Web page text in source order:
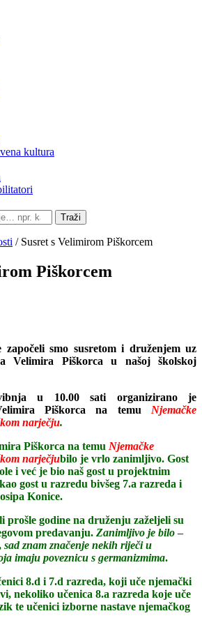
kultura
Traži
/ Susret s Velimirom Piškorcem
Piškorcem
započeli smo susretom i druženjem uz
Velimira Piškorca u našoj školskoj
u 10.00 sati organizirano je
Piškorca na temu Njemačke
narječju.
Piškorca na temu Njemačke
narječjubilo je vrlo zanimljivo. Gost
i već je bio naš gost u projektnim
gost u razredu bivšeg 7.a razreda i
Konice.
prošle godine na druženju zaželjeli su
predavanju. Zanimljivo je bilo–
sad znam značenje nekih riječi u
imaju poveznicu s germanizmima.
8.d i 7.d razreda, koji uče njemački
nekoliko učenica 8.a razreda koje uče
te učenici izborne nastave njemačkog